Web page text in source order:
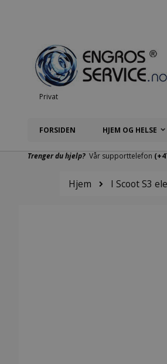
Privat
FORSIDEN HJEM OG HELSE
Trenger du hjelp? Vår supporttelefon
Hjem I Scoot S3